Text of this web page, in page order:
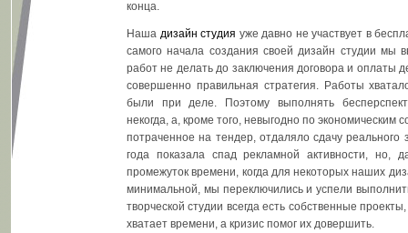
конца.
Наша дизайн студия уже давно не участвует в
самого начала создания своей дизайн студии мы
работ не делать до заключения договора и оплаты
совершенно правильная стратегия. Работы
были при деле. Поэтому выполнять
некогда, а, кроме того, невыгодно по
потраченное на тендер, отдаляло сдачу реального
года показала спад рекламной активности, но,
промежуток времени, когда для некоторых наших
минимальной, мы переключились и успели
творческой студии всегда есть собственные
хватает времени, а кризис помог их довершить.